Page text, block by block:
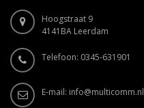
Hoogstraat 9
4141BA Leerdam
Telefoon: 0345-631901
E-mail: info@multicomm.nl